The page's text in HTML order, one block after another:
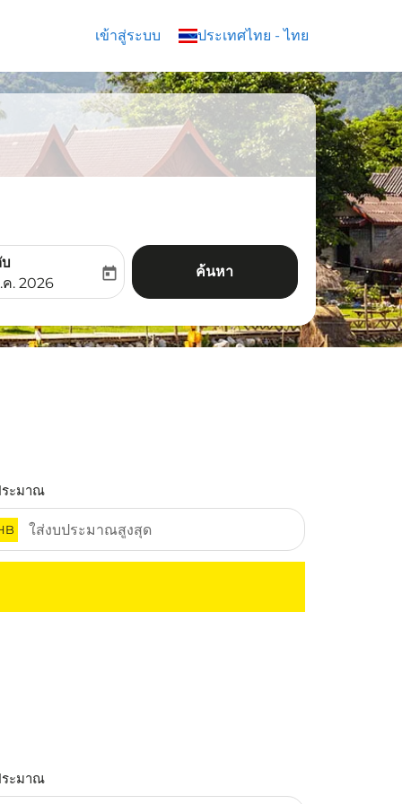
เข้าสู่ระบบ ประเทศไทย - ไทย
keyboard_arrow_down
labelreturn-date-aria-label
ค. 2026
today ค้นหา
ะมาณ
ะมาณ